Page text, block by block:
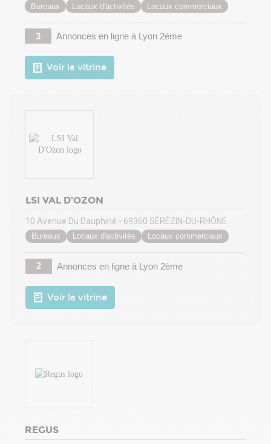
Bureaux Locaux d'activités Locaux commerciaux
3 Annonces en ligneà Lyon 2ème
Voir la vitrine
LSI VAL D'OZON
10 Avenue Du Dauphiné - 69360 SÉRÉZIN-DU-RHÔNE
Bureaux Locaux d'activités Locaux commerciaux
2 Annonces en ligneà Lyon 2ème
Voir la vitrine
REGUS